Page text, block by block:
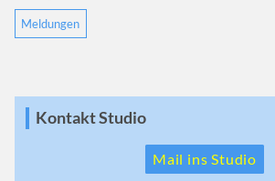
Meldungen
Kontakt Studio
Mail ins Studio